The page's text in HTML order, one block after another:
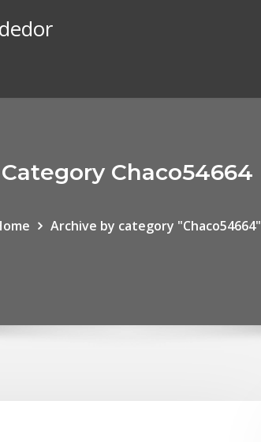
Category Chaco54664
Archive by category "Chaco54664"